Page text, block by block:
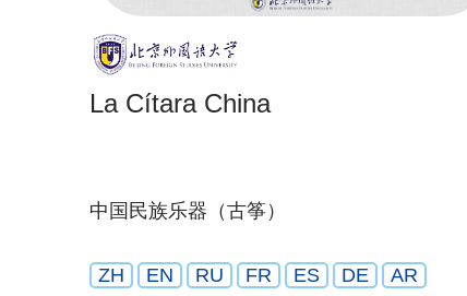
La Cítara China
中国民族乐器（古筝）
ZH EN RU FR ES DE AR